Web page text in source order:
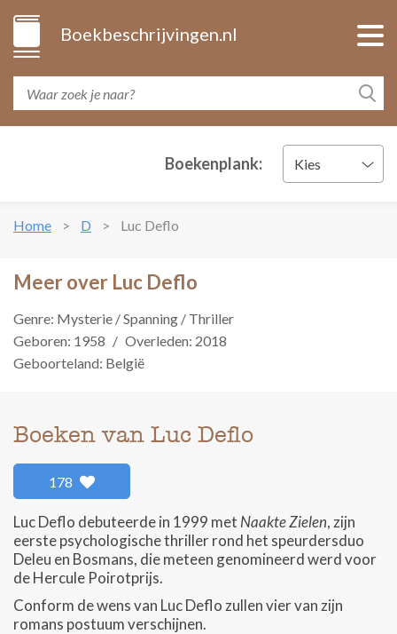
Boekbeschrijvingen.nl
Boekenplank: Kies
Home D Luc Deflo
Meer over Luc Deflo
Genre: Mysterie / Spanning / Thriller
Geboren: 1958 / Overleden: 2018
Geboorteland: België
Boeken van Luc Deflo
178
Luc Deflo debuteerde in 1999 met Naakte Zielen, zijn
eerste psychologische thriller rond het speurdersduo
Deleu en Bosmans, die meteen genomineerd werd voor
de Hercule Poirotprijs.
Conform de wens van Luc Deflo zullen vier van zijn
romans postuum verschijnen.